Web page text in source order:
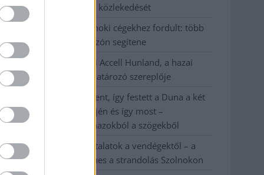
Kecskemét vasútvonal közlekedését
A polgármester a szolnoki cégekhez fordult: több
száz elbocsátott dolgozón segítene
Csődbe ment a tószegi Accell Hunland, a hazai
kerékpárgyártás meghatározó szereplője
Egyszer fent, egyszer lent, így festett a Duna a két
évvel ezelőtti árvíz idején és így most –
fotógyűjtemény ugyanazokból a szögekből
Ilyenek eddig a tapasztalatok a vendégektől – a
hőhullám miatt ingyenes a strandolás Szolnokon